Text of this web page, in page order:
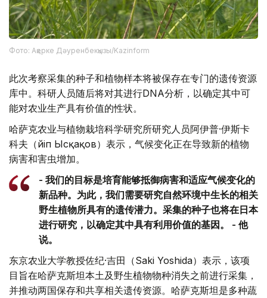
Фото: Ақерке Дәуренбекқызы/Kazinform
此次考察采集的种子和植物样本将被保存在专门的遗传资源
库中。科研人员随后将对其进行DNA分析，以确定其中可
能对农业生产具有价值的性状。
哈萨克农业与植物栽培科学研究所研究人员阿伊普·伊斯卡
科夫（Әйіп Ысқақов）表示，气候变化正在导致新的植物
病害和害虫增加。
- 我们的目标是培育能够抵御病害和适应气候变化的
新品种。为此，我们需要研究自然环境中生长的相关
野生植物所具有的遗传潜力。采集的种子也将在日本
进行研究，以确定其中具有利用价值的基因。 - 他
说。
东京农业大学教授佐纪·吉田（Saki Yoshida）表示，该项
目旨在哈萨克斯坦本土及野生植物物种消失之前进行采集，
并推动两国保存和共享相关遗传资源。哈萨克斯坦是多种蔬